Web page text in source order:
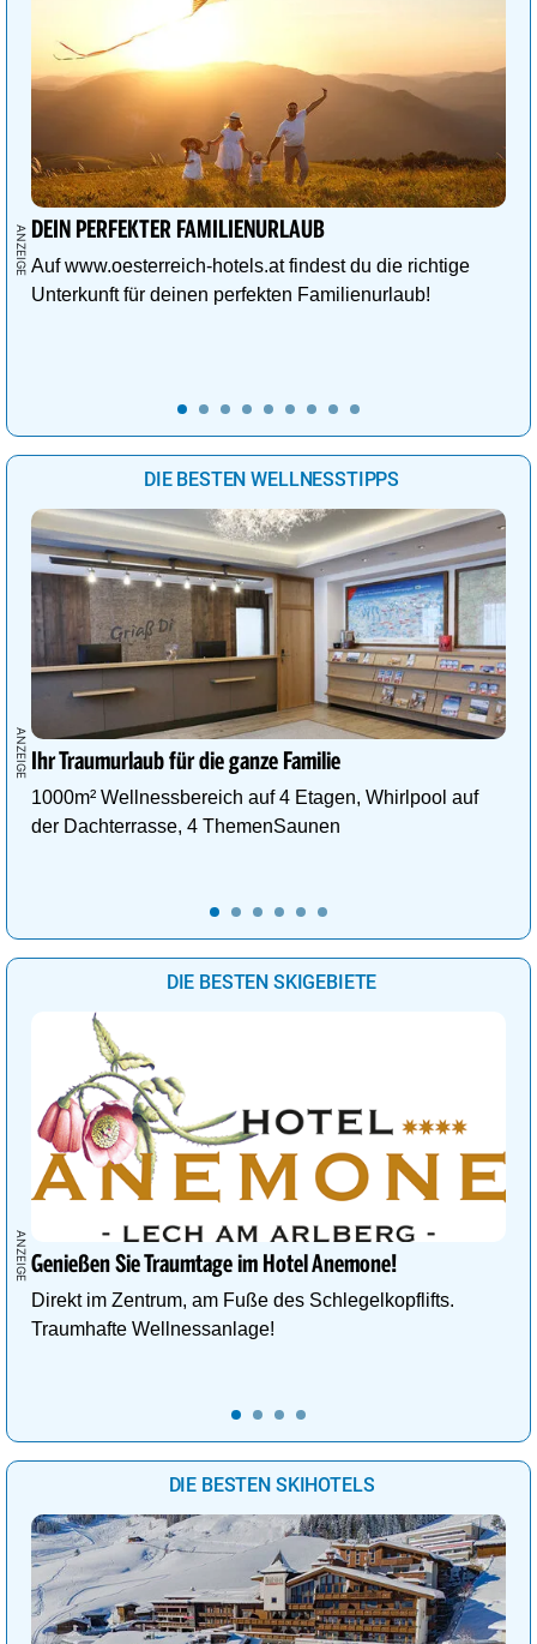
DEIN PERFEKTER FAMILIENURLAUB
Auf www.oesterreich-hotels.at findest du die richtige
Unterkunft für deinen perfekten Familienurlaub!
DIE BESTEN WELLNESSTIPPS
Ihr Traumurlaub für die ganze Familie
1000m² Wellnessbereich auf 4 Etagen, Whirlpool auf
der Dachterrasse, 4 ThemenSaunen
DIE BESTEN SKIGEBIETE
Genießen Sie Traumtage im Hotel Anemone!
Direkt im Zentrum, am Fuße des Schlegelkopflifts.
Traumhafte Wellnessanlage!
DIE BESTEN SKIHOTELS